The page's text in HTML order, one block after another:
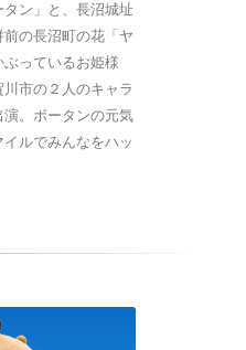
ン」と、長沼城址
の長沼町の花「ヤ
っているお姫様
川市の２人のキャラ
。ボータンの元気
ルでみんなをハッ